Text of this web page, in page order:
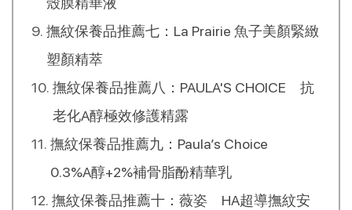
撫紋保養品推薦七：La Prairie 魚子美顏緊緻
塑顏精萃​
撫紋保養品推薦八：PAULA'S CHOICE 抗
老化A醇極效修護精露
撫紋保養品推薦九：Paula’s Choice
0.3%A醇+2%補骨脂酚精華乳
撫紋保養品推薦十：薇姿 HA超導撫紋安